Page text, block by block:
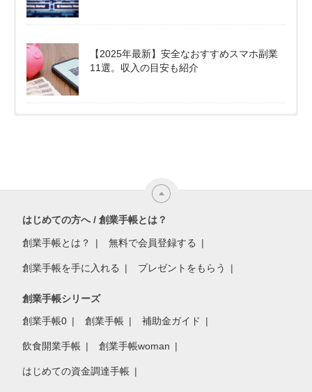
【2025年最新】安全なおすすめスマホ副業
11選。収入の目安も紹介
はじめての方へ / 創業手帳とは？
創業手帳とは？ 無料で会員登録する
創業手帳を手に入れる プレゼントをもらう
創業手帳シリーズ
創業手帳0 創業手帳 補助金ガイド
飲食開業手帳 創業手帳woman
はじめての資金調達手帳